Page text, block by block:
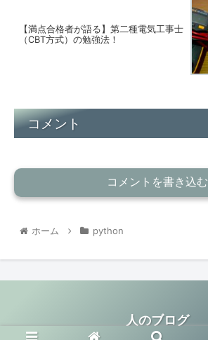
【満点合格者が語る】第二種電気工事士
（CBT方式）の勉強法！
コメント
コメントを書き込む
ホーム python
人のブログ